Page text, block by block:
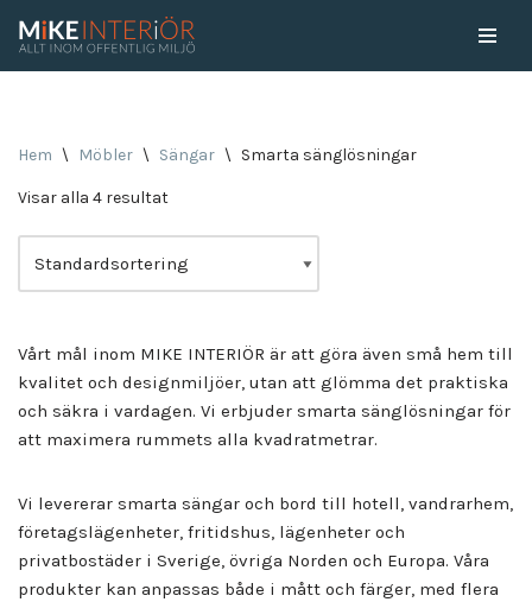
Hem \ Möbler \ Sängar \ Smarta sänglösningar
Visar alla 4 resultat
Vårt mål inom MIKE INTERIÖR är att göra även små hem till
kvalitet och designmiljöer, utan att glömma det praktiska
och säkra i vardagen. Vi erbjuder smarta sänglösningar för
att maximera rummets alla kvadratmetrar.
Vi levererar smarta sängar och bord till hotell, vandrarhem,
företagslägenheter, fritidshus, lägenheter och
privatbostäder i Sverige, övriga Norden och Europa. Våra
produkter kan anpassas både i mått och färger, med flera